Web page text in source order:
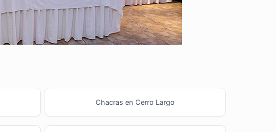
Chacras en Cerro Largo